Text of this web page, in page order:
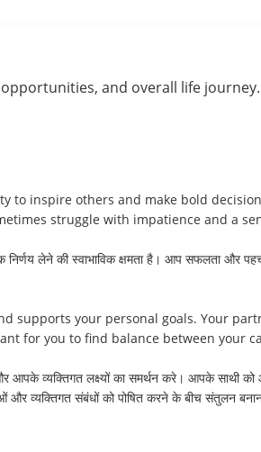
and overall life journey.
to inspire others and make bold
struggle with impatience and a
लेने की स्वाभाविक क्षमता है। आप सफलता और
supports your personal goals. Your
for you to find balance between your
आपके व्यक्तिगत लक्ष्यों का समर्थन करे। आपके साथी
व्यक्तिगत संबंधों को पोषित करने के बीच संतुलन